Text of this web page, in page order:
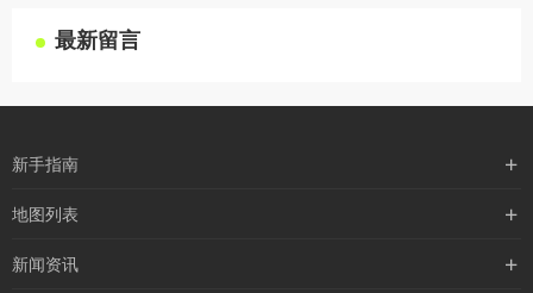
最新留言
新手指南
购买流程
地图列表
最新文章
新闻资讯